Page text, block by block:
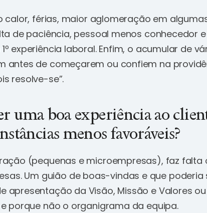
calor, férias, maior aglomeração em
de paciência, pessoal menos conhecedor e
experiência laboral. Enfim, o acumular de
antes de começarem ou confiem na
resolve-se”.
uma boa experiência ao
menos favoráveis?
(pequenas e microempresas), faz falta
Um guião de boas-vindas e que poderia
apresentação da Visão, Missão e Valores
porque não o organigrama da equipa.